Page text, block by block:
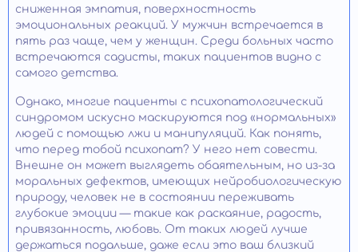
сниженная эмпатия, поверхностность
эмоциональных реакций. У мужчин встречается в
пять раз чаще, чем у женщин. Среди больных часто
встречаются садисты, таких пациентов видно с
самого детства.
Однако, многие пациенты с психопатологический
синдромом искусно маскируются под «нормальных»
людей с помощью лжи и манипуляций. Как понять,
что перед тобой психопат? У него нет совести.
Внешне он может выглядеть обаятельным, но из-за
моральных дефектов, имеющих нейробиологическую
природу, человек не в состоянии переживать
глубокие эмоции — такие как раскаяние, радость,
привязанность, любовь. От таких людей лучше
держаться подальше, даже если это ваш близкий